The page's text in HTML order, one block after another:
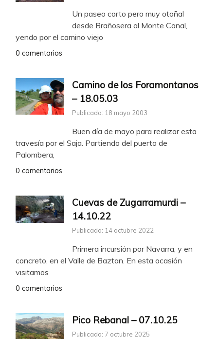
Un paseo corto pero muy otoñal
desde Brañosera al Monte Canal,
yendo por el camino viejo
0 comentarios
Camino de los Foramontanos
– 18.05.03
Publicado: 18 mayo 2003
Buen día de mayo para realizar esta
travesía por el Saja. Partiendo del puerto de
Palombera,
0 comentarios
Cuevas de Zugarramurdi –
14.10.22
Publicado: 14 octubre 2022
Primera incursión por Navarra, y en
concreto, en el Valle de Baztan. En esta ocasión
visitamos
0 comentarios
Pico Rebanal – 07.10.25
Publicado: 7 octubre 2025